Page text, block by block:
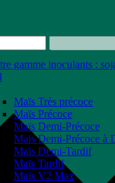
gamme inoculants :
Maïs Très précoce
Maïs Précoce
Maïs Demi-Précoce
Maïs Demi-Précoce à
Maïs Demi-Tardif
Maïs Tardif
Maïs V2 Max